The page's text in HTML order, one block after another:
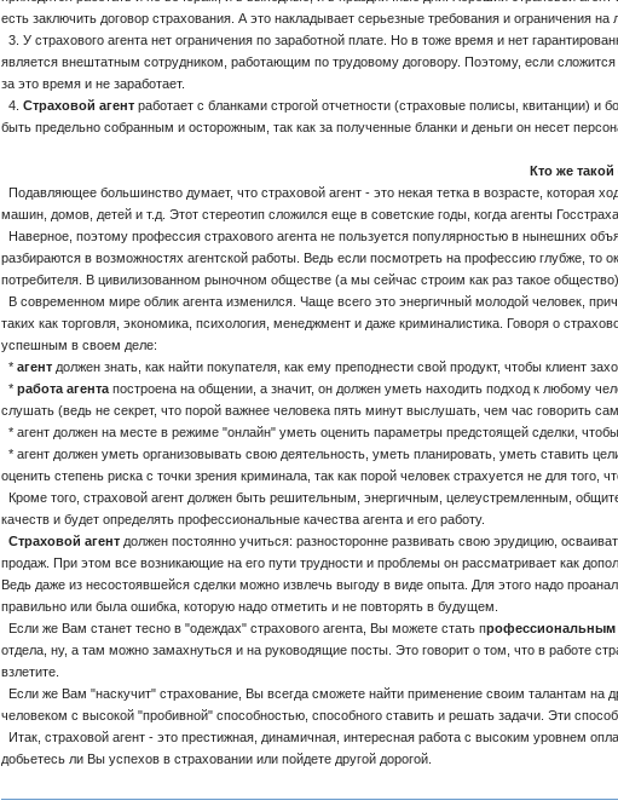
есть заключить договор страхования. А это накладывает серьезные требования и ограничения на
3. У страхового агента нет ограничения по заработной плате. Но в тоже время и нет
является внештатным сотрудником, работающим по трудовому договору. Поэтому, если сложится
за это время и не заработает.
4. Страховой агент работает с бланками строгой отчетности (страховые полисы, квитанции)
быть предельно собранным и осторожным, так как за полученные бланки и деньги он несет
Кто же такой
Подавляющее большинство думает, что страховой агент - это некая тетка в возрасте, которая
машин, домов, детей и т.д. Этот стереотип сложился еще в советские годы, когда агенты
Наверное, поэтому профессия страхового агента не пользуется популярностью в нынешних
разбираются в возможностях агентской работы. Ведь если посмотреть на профессию глубже,
потребителя. В цивилизованном рыночном обществе (а мы сейчас строим как раз такое
В современном мире облик агента изменился. Чаще всего это энергичный молодой человек,
таких как торговля, экономика, психология, менеджмент и даже криминалистика. Говоря о
успешным в своем деле:
* агент должен знать, как найти покупателя, как ему преподнести свой продукт, чтобы клиент
* работа агента построена на общении, а значит, он должен уметь находить подход к любому
слушать (ведь не секрет, что порой важнее человека пять минут выслушать, чем час говорить
* агент должен на месте в режиме "онлайн" уметь оценить параметры предстоящей сделки,
* агент должен уметь организовывать свою деятельность, уметь планировать, уметь ставить
оценить степень риска с точки зрения криминала, так как порой человек страхуется не для того,
Кроме того, страховой агент должен быть решительным, энергичным, целеустремленным,
качеств и будет определять профессиональные качества агента и его работу.
Страховой агент должен постоянно учиться: разносторонне развивать свою эрудицию,
продаж. При этом все возникающие на его пути трудности и проблемы он рассматривает как
Ведь даже из несостоявшейся сделки можно извлечь выгоду в виде опыта. Для этого надо
правильно или была ошибка, которую надо отметить и не повторять в будущем.
Если же Вам станет тесно в "одеждах" страхового агента, Вы можете стать профессиональным
отдела, ну, а там можно замахнуться и на руководящие посты. Это говорит о том, что в работе
взлетите.
Если же Вам "наскучит" страхование, Вы всегда сможете найти применение своим талантам на
человеком с высокой "пробивной" способностью, способного ставить и решать задачи. Эти
Итак, страховой агент - это престижная, динамичная, интересная работа с высоким уровнем
добьетесь ли Вы успехов в страховании или пойдете другой дорогой.